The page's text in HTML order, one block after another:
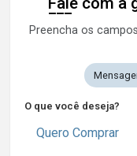
Preencha os
O que você deseja?
Quero Comprar